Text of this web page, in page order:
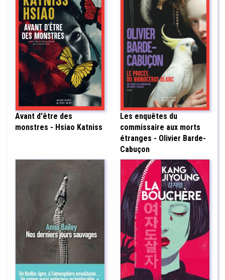
Avant d'être des
monstres - Hsiao Katniss
Les enquêtes du
commissaire aux morts
étranges - Olivier Barde-
Cabuçon